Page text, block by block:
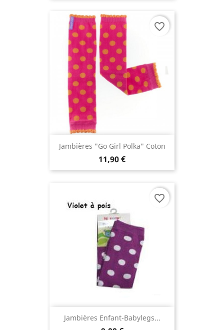
Jambières "Go Girl Polka" Coton
11,90 €
favorite_border
Jambières Enfant-Babylegs...
favorite_border